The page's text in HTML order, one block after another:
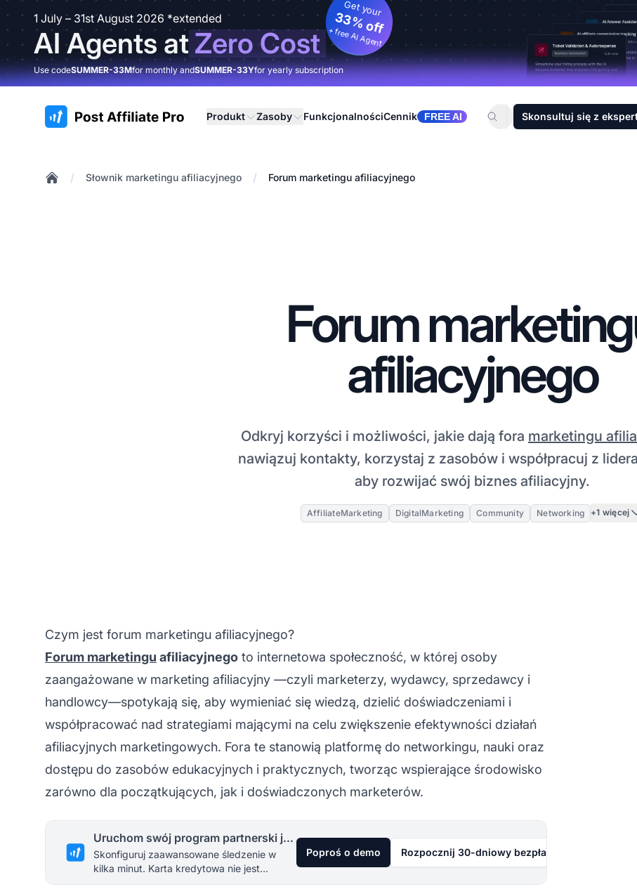
1 July – 31st August 2026 *extended
AI Agents atZero Cost
Get your
33% off
+ free AI Agent
Use codeSUMMER-33Mfor monthly andSUMMER-33Yfor yearly subscription
:site.title Produkt Zasoby FunkcjonalnościCennik FREE AI Skonsultuj się z
/ Słownik marketingu afiliacyjnego / Forum marketingu afiliacyjnego
Forum
afiliacyjnego
Odkryj korzyści i możliwości, jakie dają fora marketingu
nawiązuj kontakty, korzystaj z zasobów i współpracuj z
aby rozwijać swój biznes afiliacyjny.
AffiliateMarketing DigitalMarketing Community Networking +1 więcej
Czym jest forum marketingu afiliacyjnego?
Forum marketingu afiliacyjnego to internetowa społeczność, w której osoby
zaangażowane w marketing afiliacyjny —czyli marketerzy, wydawcy, sprzedawcy i
handlowcy—spotykają się, aby wymieniać się wiedzą, dzielić doświadczeniami i
współpracować nad strategiami mającymi na celu zwiększenie efektywności działań
afiliacyjnych marketingowych. Fora te stanowią platformę do networkingu, nauki oraz
dostępu do zasobów edukacyjnych i praktycznych, tworząc wspierające środowisko
zarówno dla początkujących, jak i doświadczonych marketerów.
Uruchom swój program partnerski już dziś
Skonfiguruj zaawansowane śledzenie w
kilka minut. Karta kredytowa nie jest
wymagana.
Poproś o demo Rozpocznij 30-dniowy bezpłatny okres próbny